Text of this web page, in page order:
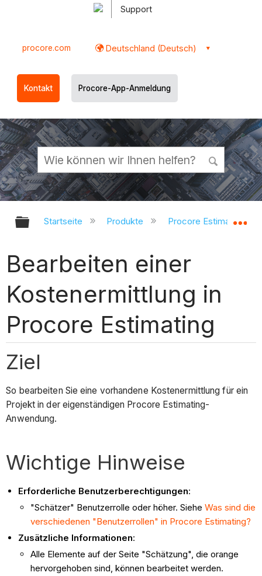
Support
procore.com Deutschland (Deutsch)
Kontakt Procore-App-Anmeldung
Globale Hierarchie auf- und
Startseite Produkte Procore Estimating
Bearbeiten einer
Kostenermittlung in
Procore Estimating
Ziel
So bearbeiten Sie eine vorhandene Kostenermittlung für ein
Projekt in der eigenständigen Procore Estimating-
Anwendung.
Wichtige Hinweise
Erforderliche Benutzerberechtigungen:
"Schätzer" Benutzerrolle oder höher. SieheWas sind die
verschiedenen "Benutzerrollen" in Procore Estimating?
Zusätzliche Informationen:
Alle Elemente auf der Seite "Schätzung", die orange
hervorgehoben sind, können bearbeitet werden.